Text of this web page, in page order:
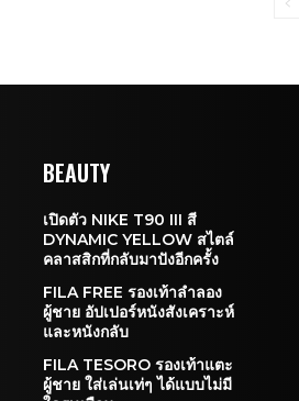
BEAUTY
เปิดตัว NIKE T90 III สี
DYNAMIC YELLOW สไตล์
คลาสสิกที่กลับมาปังอีกครั้ง
FILA FREE รองเท้าลำลอง
ผู้ชาย อัปเปอร์หนังสังเคราะห์
และหนังกลับ
FILA TESORO รองเท้าแตะ
ผู้ชาย ใส่เล่นเท่ๆ ได้แบบไม่มี